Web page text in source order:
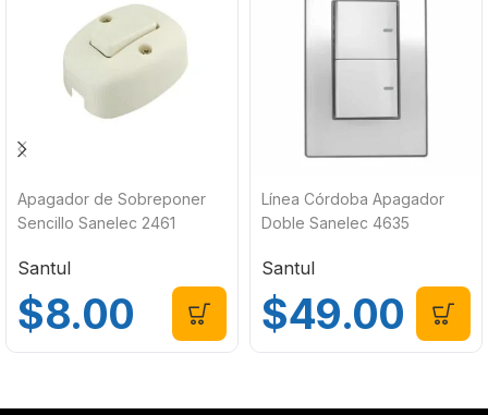
Apagador de Sobreponer
Sencillo Sanelec 2461
Santul
$8.00
Línea Córdoba Apagador
Doble Sanelec 4635
Santul
$49.00